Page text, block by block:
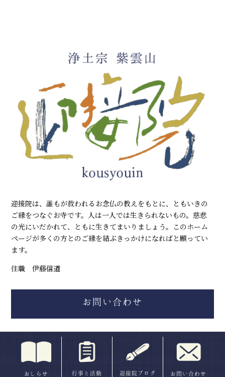
迎接院は、誰もが救われるお念仏の教えをもとに、ともいきの
ご縁をつなぐお寺です。人は一人では生きられないもの。慈悲
の光にいだかれて、ともに生きてまいりましょう。このホーム
ページが多くの方とのご縁を結ぶきっかけになればと願ってい
ます。
住職 伊藤信道
お問い合わせ
おしらせ 行事と活動 迎接院ブログ お問い合わせ